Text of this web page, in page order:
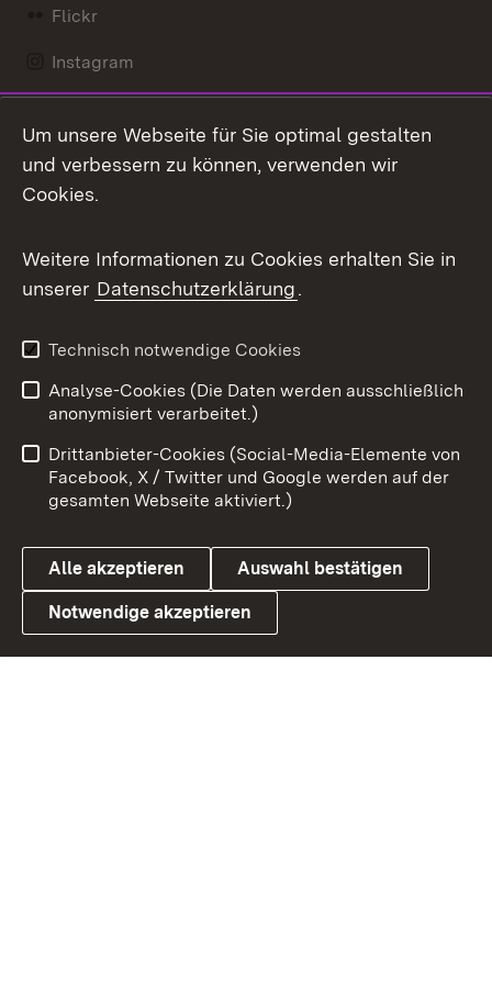
Flickr
Instagram
Mastodon
Messenger
Social Wall
X / Twitter
Youtube
Link zum Landesportal
Benutzungshinweise
Barrierefreiheit
Datenschutz
Cookies
Um unsere Webseite für Sie optimal gestalten
und verbessern zu können, verwenden wir
Cookies.
Weitere Informationen zu Cookies erhalten Sie in
unserer Datenschutzerklärung.
Technisch notwendige Cookies
Analyse-Cookies (Die Daten werden ausschließlich
anonymisiert verarbeitet.)
Drittanbieter-Cookies (Social-Media-Elemente von
Facebook, X / Twitter und Google werden auf der
gesamten Webseite aktiviert.)
Alle akzeptieren Auswahl bestätigen
Notwendige akzeptieren